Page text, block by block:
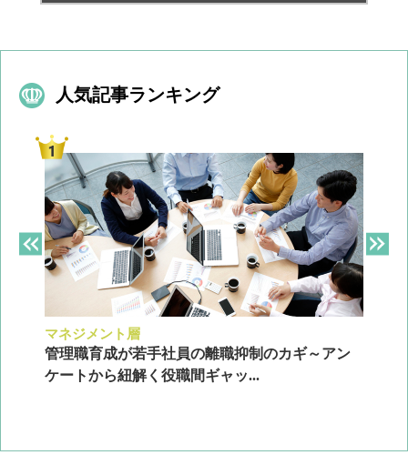
人気記事ランキング
マネジメント層
管理職育成が若手社員の離職抑制のカギ～アン
ケートから紐解く役職間ギャッ...